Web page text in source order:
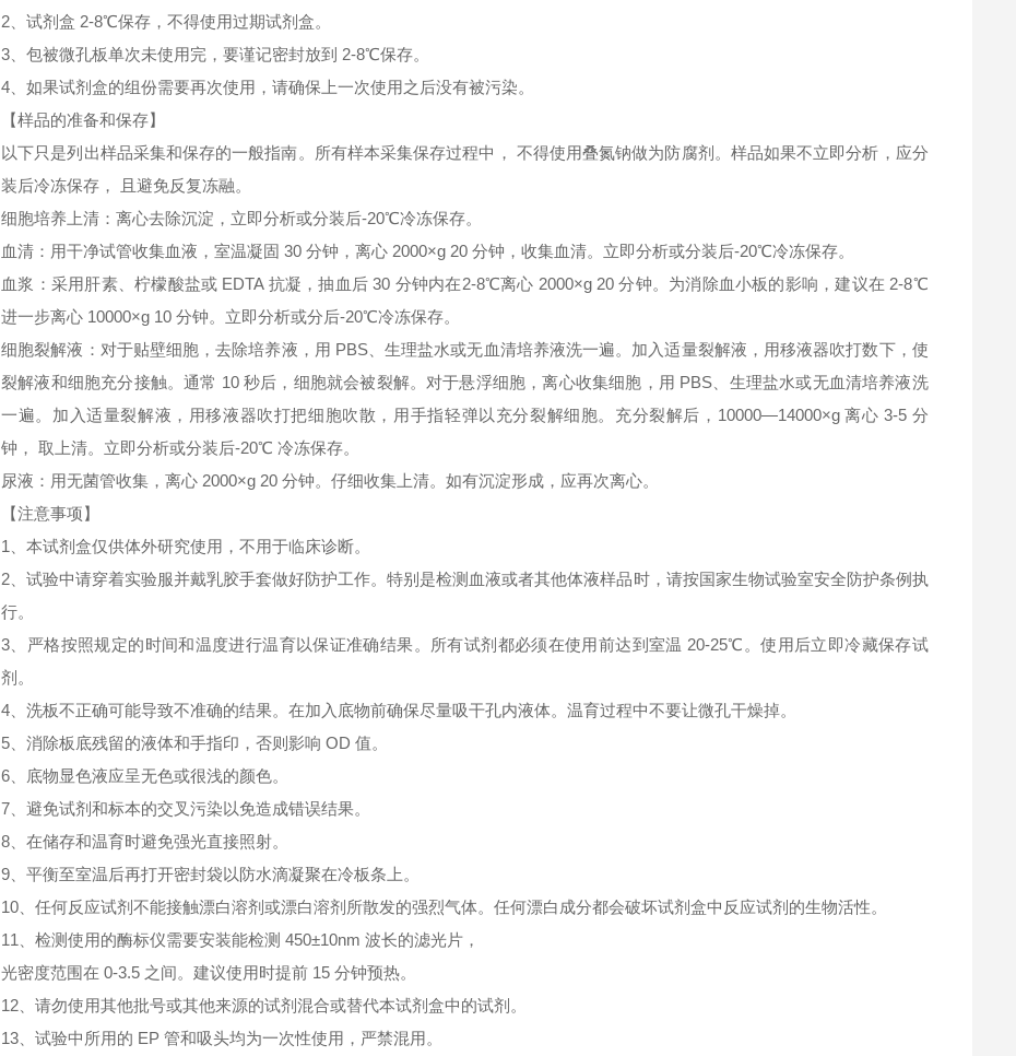
2、试剂盒 2-8℃保存，不得使用过期试剂盒。
3、包被微孔板单次未使用完，要谨记密封放到 2-8℃保存。
4、如果试剂盒的组份需要再次使用，请确保上一次使用之后没有被污染。
【样品的准备和保存】
以下只是列出样品采集和保存的一般指南。所有样本采集保存过程中， 不得使用叠氮钠做为防腐剂。样品如果不立即分析，应分
装后冷冻保存， 且避免反复冻融。
细胞培养上清：离心去除沉淀，立即分析或分装后-20℃冷冻保存。
血清：用干净试管收集血液，室温凝固 30 分钟，离心 2000×g 20 分钟，收集血清。立即分析或分装后-20℃冷冻保存。
血浆：采用肝素、柠檬酸盐或 EDTA 抗凝，抽血后 30 分钟内在2-8℃离心 2000×g 20 分钟。为消除血小板的影响，建议在 2-8℃
进一步离心 10000×g 10 分钟。立即分析或分后-20℃冷冻保存。
细胞裂解液：对于贴壁细胞，去除培养液，用 PBS、生理盐水或无血清培养液洗一遍。加入适量裂解液，用移液器吹打数下，使
裂解液和细胞充分接触。通常 10 秒后，细胞就会被裂解。对于悬浮细胞，离心收集细胞，用 PBS、生理盐水或无血清培养液洗
一遍。加入适量裂解液，用移液器吹打把细胞吹散，用手指轻弹以充分裂解细胞。充分裂解后，10000—14000×g 离心 3-5 分
钟， 取上清。立即分析或分装后-20℃ 冷冻保存。
尿液：用无菌管收集，离心 2000×g 20 分钟。仔细收集上清。如有沉淀形成，应再次离心。
【注意事项】
1、本试剂盒仅供体外研究使用，不用于临床诊断。
2、试验中请穿着实验服并戴乳胶手套做好防护工作。特别是检测血液或者其他体液样品时，请按国家生物试验室安全防护条例执
行。
3、严格按照规定的时间和温度进行温育以保证准确结果。所有试剂都必须在使用前达到室温 20-25℃。使用后立即冷藏保存试
剂。
4、洗板不正确可能导致不准确的结果。在加入底物前确保尽量吸干孔内液体。温育过程中不要让微孔干燥掉。
5、消除板底残留的液体和手指印，否则影响 OD 值。
6、底物显色液应呈无色或很浅的颜色。
7、避免试剂和标本的交叉污染以免造成错误结果。
8、在储存和温育时避免强光直接照射。
9、平衡至室温后再打开密封袋以防水滴凝聚在冷板条上。
10、任何反应试剂不能接触漂白溶剂或漂白溶剂所散发的强烈气体。任何漂白成分都会破坏试剂盒中反应试剂的生物活性。
11、检测使用的酶标仪需要安装能检测 450±10nm 波长的滤光片，
光密度范围在 0-3.5 之间。建议使用时提前 15 分钟预热。
12、请勿使用其他批号或其他来源的试剂混合或替代本试剂盒中的试剂。
13、试验中所用的 EP 管和吸头均为一次性使用，严禁混用。